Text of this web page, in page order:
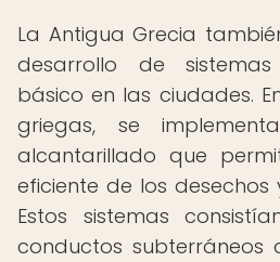
La Antigua Grecia
desarrollo de
básico en las ciudades.
griegas, se
alcantarillado que
eficiente de los desechos
Estos sistemas
conductos subterráneos